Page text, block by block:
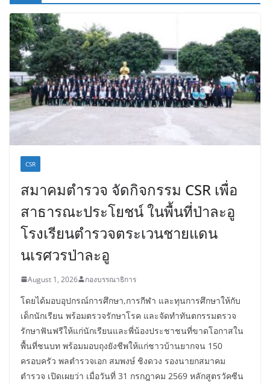
CSR
สมาคมตำรวจ จัดกิจกรรม CSR เพื่อ
สาธารณะประโยชน์ ในพื้นที่ป่าละอู
โรงเรียนตำรวจตระเวนชายแดน
นเรศวรป่าละอู
August 1, 2026 กองบรรณาธิการ
โดยได้มอบอุปกรณ์การศึกษา,การกีฬา และทุนการศึกษาให้กับ
เด็กนักเรียน พร้อมตรวจรักษาโรค และจัดทำทันตกรรมตรวจ
รักษาฟันฟรีให้แก่นักเรียนและพี่น้องประชาชนที่ขาดโอกาสใน
พื้นที่ชนบท พร้อมมอบถุงยังชีพให้แก่ชาวบ้านยากจน 150
ครอบครัว พลตำรวจเอก สมพงษ์ ชิงดวง รองนายกสมาคม
ตำรวจ เปิดเผยว่า เมื่อวันที่ 31 กรกฎาคม 2569 หลักสูตรวัคซีน